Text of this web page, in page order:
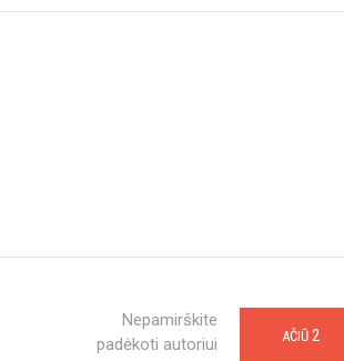
Nepamirškite
padėkoti autoriui
AČIŪ 2